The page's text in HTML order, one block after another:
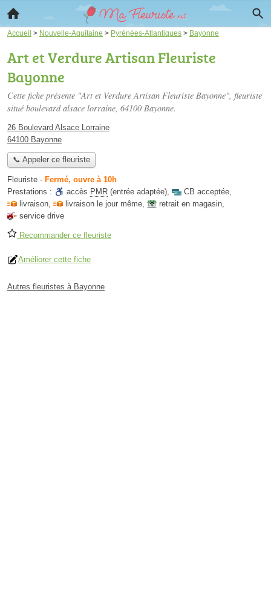
Accueil > Nouvelle-Aquitaine > Pyrénées-Atlantiques > Bayonne
Art et Verdure Artisan Fleuriste
Bayonne
Cette fiche présente "Art et Verdure Artisan Fleuriste Bayonne", fleuriste
situé boulevard alsace lorraine, 64100 Bayonne.
26 Boulevard Alsace Lorraine
64100 Bayonne
📞 Appeler ce fleuriste
Fleuriste - Fermé, ouvre à 10h
Prestations :
accès PMR (entrée adaptée), CB acceptée,
livraison, livraison le jour même, retrait en magasin,
service drive
Recommander ce fleuriste
Améliorer cette fiche
Autres fleuristes à Bayonne